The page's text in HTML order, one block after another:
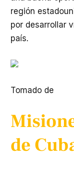
región
por desarrollar
país.
Tomado de
de